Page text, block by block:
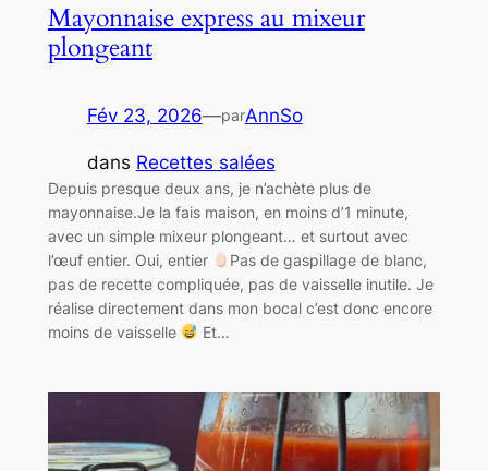
Mayonnaise express au mixeur
plongeant
Fév 23, 2026—parAnnSo
dans Recettes salées
Depuis presque deux ans, je n’achète plus de
mayonnaise.Je la fais maison, en moins d’1 minute,
avec un simple mixeur plongeant… et surtout avec
l’œuf entier. Oui, entier
Pas de gaspillage de blanc,
pas de recette compliquée, pas de vaisselle inutile. Je
réalise directement dans mon bocal c’est donc encore
moins de vaisselle
Et…